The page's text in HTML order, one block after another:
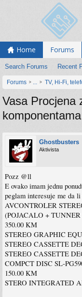
Home Forums
Search Forums Recent
Forums ... TV, Hi-Fi,
Vasa Procjena
komponentama
Ghostbusters
Aktivista
Pozz @ll
E ovako imam jednu
peglam interesuje me da
AVCONTROLER
(POJACALO +
350.00 KM
STEREO GRAPHIC
STEREO CASSETTE
STEREO CASSETTE
COMPCT DISC SL-
150.00 KM
STERO INTEGRATED